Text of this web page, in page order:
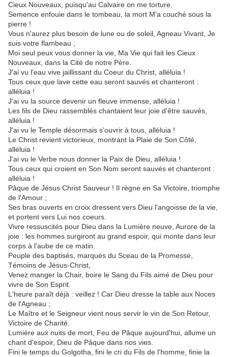
Cieux Nouveaux, puisqu'au Calvaire on me torture.
Semence enfouie dans le tombeau, la mort M'a couché sous la
pierre !
Vous n'aurez plus besoin de lune ou de soleil, Agneau Vivant, Je
suis votre flambeau ;
Moi seul peux vous donner la vie, Ma Vie qui fait les Cieux
Nouveaux, dans la Cité de notre Père.
J'ai vu l'eau vive jaillissant du Coeur du Christ, alléluia !
Tous ceux que lave cette eau seront sauvés et chanteront :
alléluia !
J'ai vu la source devenir un fleuve immense, alléluia !
Les fils de Dieu rassemblés chantaient leur joie d'être sauvés,
alléluia !
J'ai vu le Temple désormais s'ouvrir à tous, alléluia !
Le Christ revient victorieux, montrant la Plaie de Son Côté,
alléluia !
J'ai vu le Verbe nous donner la Paix de Dieu, alléluia !
Tous ceux qui croient en Son Nom seront sauvés et chanteront :
alléluia !
Pâque de Jésus Christ Sauveur ! Il règne en Sa Victoire, triomphe
de l'Amour ;
Ses bras ouverts en croix dressent vers Dieu l'angoisse de la vie,
et portent vers Lui nos coeurs.
Vivre ressuscités pour Dieu dans la Lumière neuve, Aurore de la
joie : les hommes surgiront au grand espoir, qui monte dans leur
corps à l'aube de ce matin.
Peuple des baptisés, marqués du Sceau de la Promesse,
Témoins de Jésus-Christ,
Venez manger la Chair, boire le Sang du Fils aimé de Dieu pour
vivre de Son Esprit.
L'heure paraît déjà : veillez ! Car Dieu dresse la table aux Noces
de l'Agneau ;
Le Maître et le Seigneur vient nous servir le vin de Son Retour,
Victoire de Charité.
Lumière aux nuits de mort, Feu de Pâque aujourd'hui, allume un
chant d'espoir, Dieu de Pâque dans nos vies.
Fini le temps du Golgotha, fini le cri du Fils de l'homme, finie la